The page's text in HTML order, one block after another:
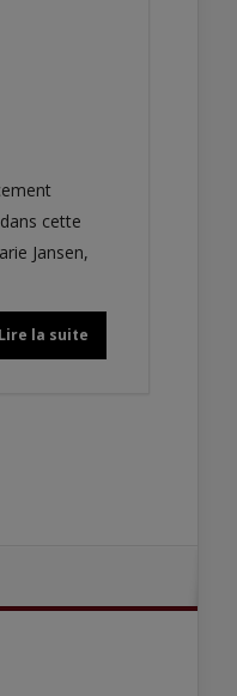
cette
Jansen,
Lire la suite